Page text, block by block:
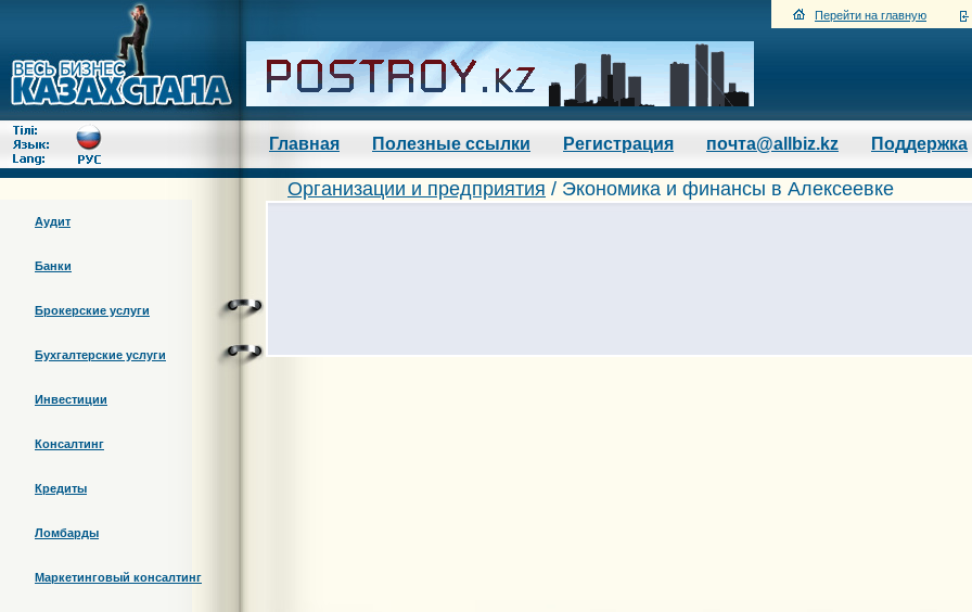
Перейти на главную
Главная Полезные ссылки Регистрация почта@allbiz.kz Поддержка
Аудит
Банки
Брокерские услуги
Бухгалтерские услуги
Инвестиции
Консалтинг
Кредиты
Ломбарды
Маркетинговый консалтинг
Организации и предприятия / Экономика и финансы в Алексеевке